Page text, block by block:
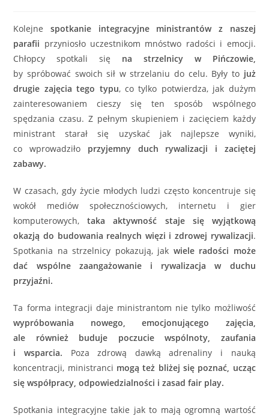
Kolejnespotkanie integracyjne ministrantów z naszej
parafii przyniosło uczestnikom mnóstwo radości i emocji.
Chłopcy spotkali się na strzelnicy w Pińczowie,
by spróbować swoich sił w strzelaniu do celu. Były to już
drugie zajęcia tego typu, co tylko potwierdza, jak dużym
zainteresowaniem cieszy się ten sposób wspólnego
spędzania czasu. Z pełnym skupieniem i zacięciem każdy
ministrant starał się uzyskać jak najlepsze wyniki,
co wprowadziło przyjemny duch rywalizacji i zaciętej
zabawy.
W czasach, gdy życie młodych ludzi często koncentruje się
wokół mediów społecznościowych, internetu i gier
komputerowych,taka aktywność staje się wyjątkową
okazją do budowania realnych więzi i zdrowej rywalizacji.
Spotkania na strzelnicy pokazują, jak wiele radości może
dać wspólne zaangażowanie i rywalizacja w duchu
przyjaźni.
Ta forma integracji daje ministrantom nie tylko możliwość
wypróbowania nowego, emocjonującego zajęcia,
ale również buduje poczucie wspólnoty, zaufania
i wsparcia. Poza zdrową dawką adrenaliny i nauką
koncentracji, ministranci mogą też bliżej się poznać, ucząc
się współpracy, odpowiedzialności i zasad fair play.
Spotkania integracyjne takie jak to mają ogromną wartość